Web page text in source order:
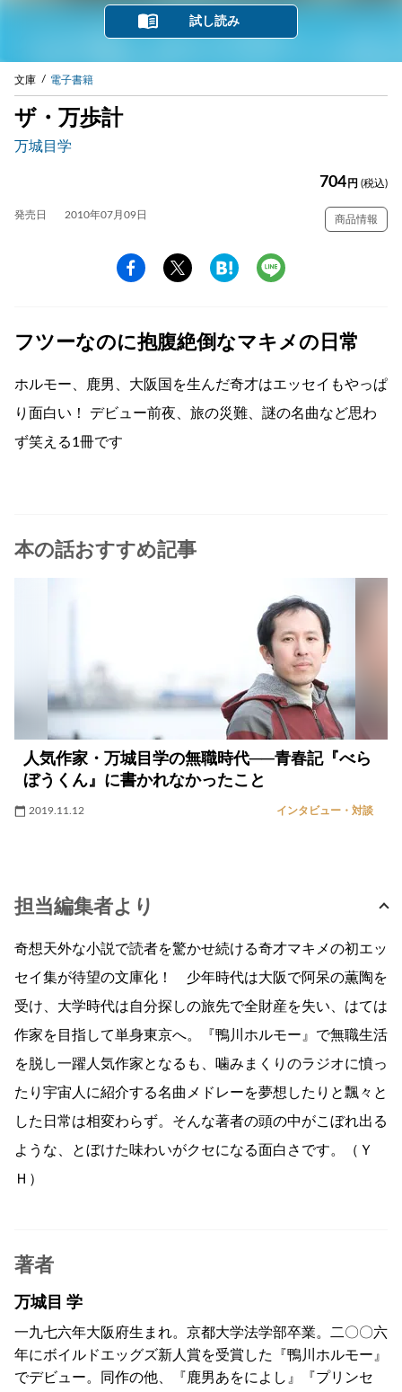
試し読み
文庫 電子書籍
ザ・万歩計
万城目学
704 円 (税込)
発売日 2010年07月09日 商品情報
フツーなのに抱腹絶倒なマキメの日常
ホルモー、鹿男、大阪国を生んだ奇才はエッセイもやっぱ
り面白い！ デビュー前夜、旅の災難、謎の名曲など思わ
ず笑える1冊です
本の話おすすめ記事
人気作家・万城目学の無職時代──青春記『べら
ぼうくん』に書かれなかったこと
2019.11.12 インタビュー・対談
担当編集者より
奇想天外な小説で読者を驚かせ続ける奇才マキメの初エッ
セイ集が待望の文庫化！ 少年時代は大阪で阿呆の薫陶を
受け、大学時代は自分探しの旅先で全財産を失い、はては
作家を目指して単身東京へ。『鴨川ホルモー』で無職生活
を脱し一躍人気作家となるも、噛みまくりのラジオに憤っ
たり宇宙人に紹介する名曲メドレーを夢想したりと飄々と
した日常は相変わらず。そんな著者の頭の中がこぼれ出る
ような、とぼけた味わいがクセになる面白さです。（Ｙ
Ｈ）
著者
万城目 学
一九七六年大阪府生まれ。京都大学法学部卒業。二〇〇六
年にボイルドエッグズ新人賞を受賞した『鴨川ホルモー』
でデビュー。同作の他、『鹿男あをによし』『プリンセ